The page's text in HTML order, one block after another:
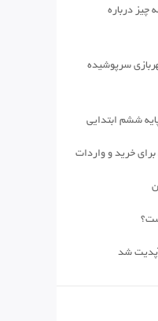
چیز درباره
سرپوشیده
ششم ابتدایی
خرید و واردات
شد